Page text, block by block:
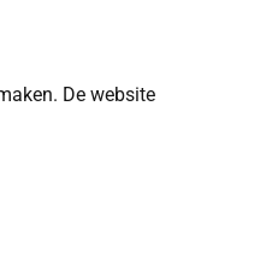
De website